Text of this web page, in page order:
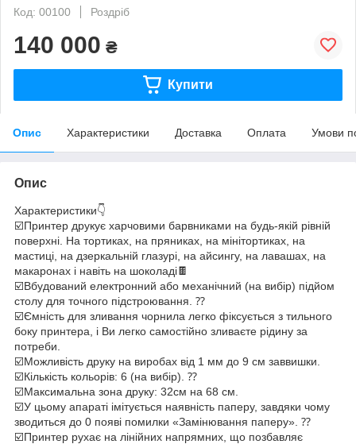
Код: 00100
Роздріб
140 000 ₴
Купити
Опис Характеристики Доставка Оплата Умови
Опис
Характеристики👇⁣⁣⠀
☑️Принтер друкує харчовими барвниками на будь-якій рівній
поверхні. На тортиках, на пряниках, на мінітортиках, на
мастиці, на дзеркальній глазурі, на айсингу, на лавашах, на
макаронах і навіть на шоколаді🍫⁣⁣⠀
☑️Вбудований електронний або механічний (на вибір) підйом
столу для точного підстроювання. ⁇ ⠀
☑️Ємність для зливання чорнила легко фіксується з тильного
боку принтера, і Ви легко самостійно зливаєте рідину за
потреби.⠀
☑️Можливість друку на виробах від 1 мм до 9 см заввишки.⠀
☑️Кількість кольорів: 6 (на вибір). ⁇ ⠀
☑️Максимальна зона друку: 32см на 68 см.⠀
☑️У цьому апараті імітується наявність паперу, завдяки чому
зводиться до 0 появі помилки «Замінювання паперу». ⁇ ⠀
☑️Принтер рухає на лінійних напрямних, що позбавляє